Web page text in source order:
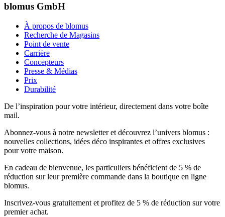
blomus GmbH
À propos de blomus
Recherche de Magasins
Point de vente
Carrière
Concepteurs
Presse & Médias
Prix
Durabilité
De l’inspiration pour votre intérieur, directement dans votre boîte
mail.
Abonnez-vous à notre newsletter et découvrez l’univers blomus :
nouvelles collections, idées déco inspirantes et offres exclusives
pour votre maison.
En cadeau de bienvenue, les particuliers bénéficient de 5 % de
réduction sur leur première commande dans la boutique en ligne
blomus.
Inscrivez-vous gratuitement et profitez de 5 % de réduction sur votre
premier achat.